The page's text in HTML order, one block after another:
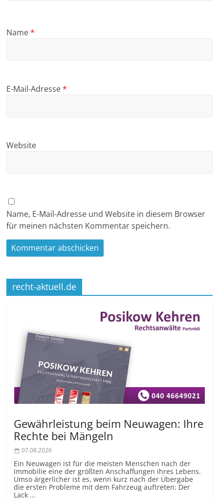
Name*
E-Mail-Adresse*
Website
Name, E-Mail-Adresse und Website in diesem Browser
für meinen nächsten Kommentar speichern.
recht-aktuell.de
Gewährleistung beim Neuwagen: Ihre
Rechte bei Mängeln
07.08.2026
Ein Neuwagen ist für die meisten Menschen nach der
Immobilie eine der größten Anschaffungen ihres Lebens.
Umso ärgerlicher ist es, wenn kurz nach der Übergabe
die ersten Probleme mit dem Fahrzeug auftreten: Der
Lack ...